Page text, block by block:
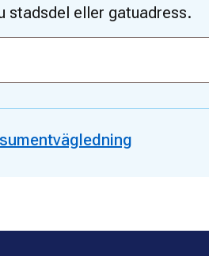
stadsdel eller gatuadress.